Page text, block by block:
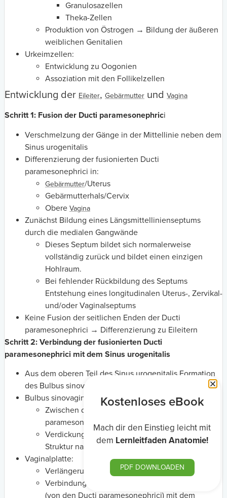
Granulosazellen
Theka-Zellen
Produktion von Östrogen → Bildung der äußeren
weiblichen Genitalien
Urkeimzellen:
Entwicklung zu Oogonien
Assoziation mit den Follikelzellen
Entwicklung der Eileiter, Gebärmutter und Vagina
Schritt 1: Fusion der Ducti paramesonephrici
Verschmelzung der Gänge in der Mittellinie neben dem
Sinus urogenitalis
Differenzierung der fusionierten Ducti
paramesonephrici in:
Gebärmutter/Uterus
Gebärmutterhals/Cervix
Obere Vagina
Zunächst Bildung eines Längsmittellinienseptums
durch die medialen Gangwände
Dieses Septum bildet sich normalerweise
vollständig zurück und bildet einen einzigen
Hohlraum.
Bei fehlender Rückbildung des Septums
Entstehung eines longitudinalen Uterus-, Zervikal-
und/oder Vaginalseptums
Keine Fusion der seitlichen Enden der Ducti
paramesonephrici → Differenzierung zu Eileitern
Schritt 2: Verbindung der fusionierten Ducti
paramesonephrici mit dem Sinus urogenitalis
Aus dem oberen Teil des Sinus urogenitalis Formation
des Bulbus sinovaginalis
Bulbus sinovaginalis:
Zwischen den fusionierten Ducti
paramesonephrici und dem Sinus urogenitalis
Verdickung und Wachstum zu einer festen
Struktur namens Vaginalplatte
Vaginalplatte:
Verlängerung
Verbindung mit dem sich entwickelnden Uterus
(von den Ducti paramesonephrici) mit dem
Kostenloses eBook
Mach dir den Einstieg leicht mit
dem Lernleitfaden Anatomie!
PDF DOWNLOADEN